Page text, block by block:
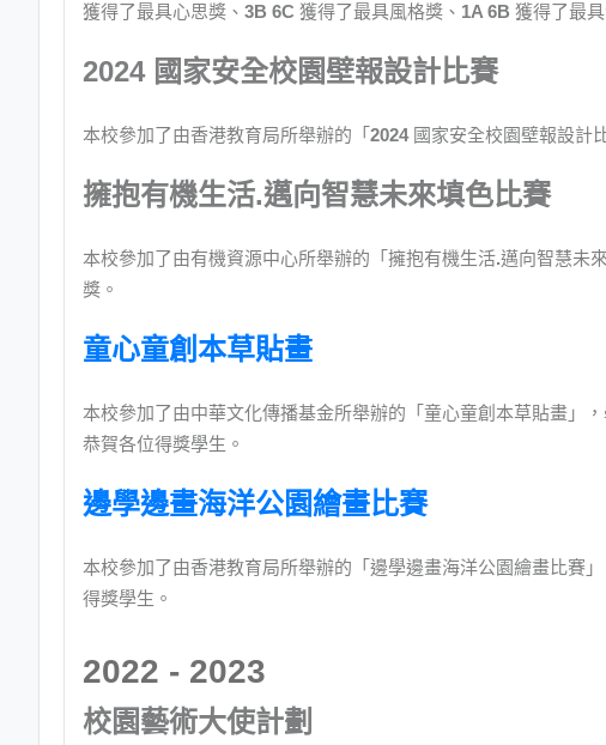
獲得了最具心思獎、 3B 6C 獲得了最具風格獎、 1A 6B 獲得了最
2024 國家安全校園壁報設計比賽
本校參加了由香港教育局所舉辦的「 2024 國家安全校園壁報設計
擁抱有機生活.邁向智慧未來填色比賽
本校參加了由有機資源中心所舉辦的「擁抱有機生活.邁向智慧未
獎。
童心童創本草貼畫
本校參加了由中華文化傳播基金所舉辦的「童心童創本草貼畫」
恭賀各位得獎學生。
邊學邊畫海洋公園繪畫比賽
本校參加了由香港教育局所舉辦的「邊學邊畫海洋公園繪畫比賽
得獎學生。
2022 - 2023
校園藝術大使計劃